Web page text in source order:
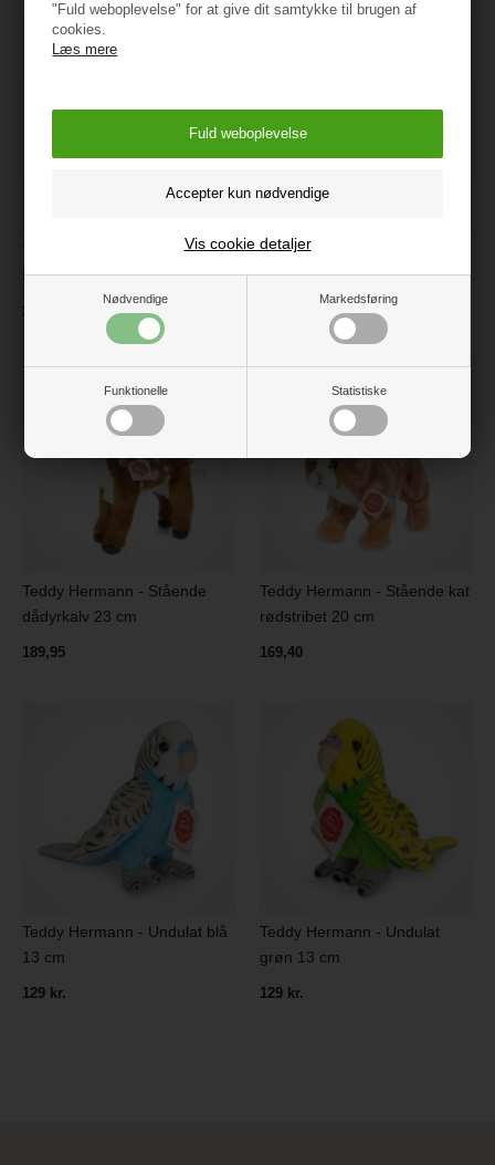
"Fuld weboplevelse" for at give dit samtykke til brugen af
cookies.
Læs mere
Nødvendige Markedsføring
Funktionelle Statistiske
Vis cookie detaljer
Teddy Hermann - Liggende
hund beige 40 cm
299 kr.
Teddy Hermann - Marsvin
trefarvet 20 cm
Teddy Hermann - Stående
dådyrkalv 23 cm
189,95
Teddy Hermann - Stående kat
rødstribet 20 cm
169,40
Teddy Hermann - Undulat blå
13 cm
129 kr.
Teddy Hermann - Undulat
grøn 13 cm
129 kr.